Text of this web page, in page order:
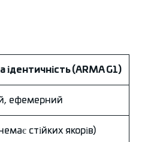
ідентичність (ARMA G1)
ефемерний
стійких якорів)